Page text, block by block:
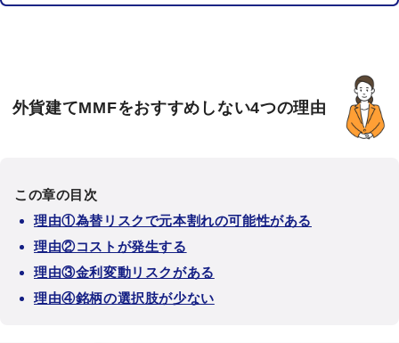
外貨建てMMFをおすすめしない4つの理由
この章の目次
理由①為替リスクで元本割れの可能性がある
理由②コストが発生する
理由③金利変動リスクがある
理由④銘柄の選択肢が少ない